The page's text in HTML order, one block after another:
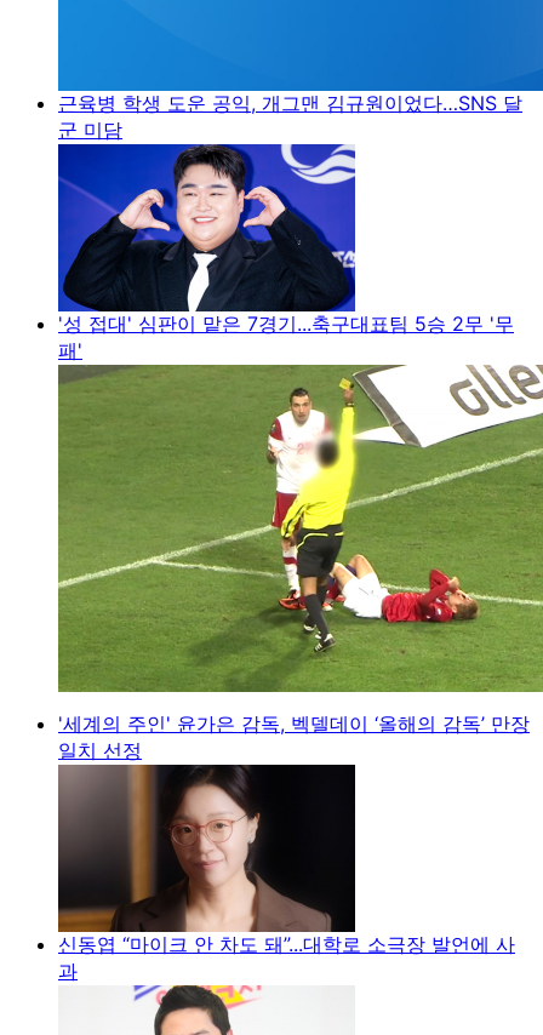
근육병 학생 도운 공익, 개그맨 김규원이었다…SNS 달
군 미담
'성 접대' 심판이 맡은 7경기...축구대표팀 5승 2무 '무
패'
'세계의 주인' 윤가은 감독, 벡델데이 ‘올해의 감독’ 만장
일치 선정
신동엽 “마이크 안 차도 돼”...대학로 소극장 발언에 사
과